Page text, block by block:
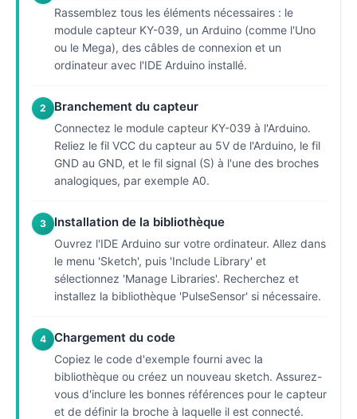
Rassemblez tous les éléments nécessaires : le
module capteur KY-039, un Arduino (comme l'Uno
ou le Mega), des câbles de connexion et un
ordinateur avec l'IDE Arduino installé.
2 Branchement du capteur
Connectez le module capteur KY-039 à l'Arduino.
Reliez le fil VCC du capteur au 5V de l'Arduino, le fil
GND au GND, et le fil signal (S) à l'une des broches
analogiques, par exemple A0.
3 Installation de la bibliothèque
Ouvrez l'IDE Arduino sur votre ordinateur. Allez dans
le menu 'Sketch', puis 'Include Library' et
sélectionnez 'Manage Libraries'. Recherchez et
installez la bibliothèque 'PulseSensor' si nécessaire.
4 Chargement du code
Copiez le code d'exemple fourni avec la
bibliothèque ou créez un nouveau sketch. Assurez-
vous d'inclure les bonnes références pour le capteur
et de définir la broche à laquelle il est connecté.